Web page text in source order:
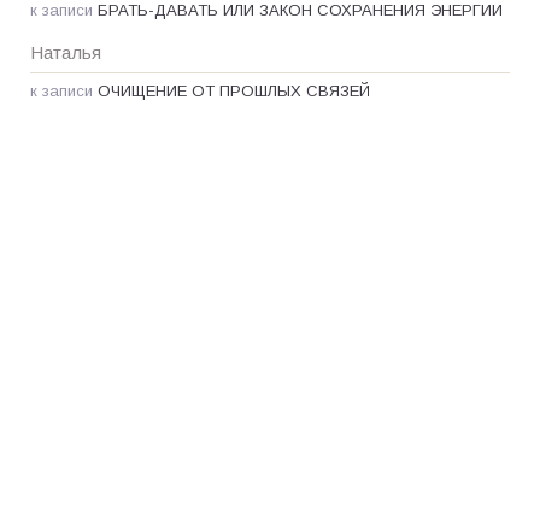
к записи БРАТЬ-ДАВАТЬ ИЛИ ЗАКОН СОХРАНЕНИЯ ЭНЕРГИИ
Наталья
к записи ОЧИЩЕНИЕ ОТ ПРОШЛЫХ СВЯЗЕЙ